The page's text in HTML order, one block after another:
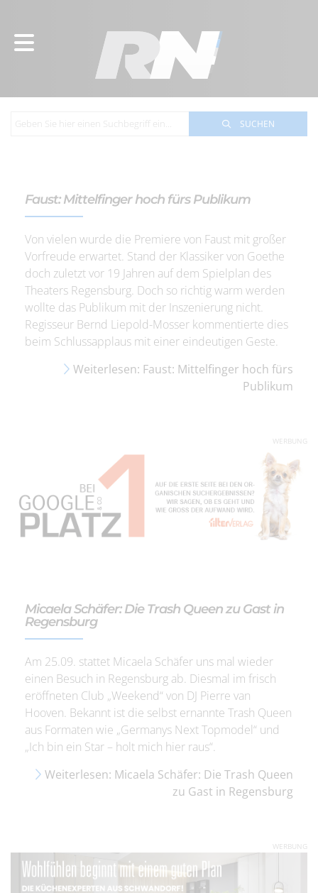
SUCHEN
Faust: Mittelfinger hoch fürs Publikum
Von vielen wurde die Premiere von Faust mit großer
Vorfreude erwartet. Stand der Klassiker von Goethe
doch zuletzt vor 19 Jahren auf dem Spielplan des
Theaters Regensburg. Doch so richtig warm werden
wollte das Publikum mit der Inszenierung nicht.
Regisseur Bernd Liepold-Mosser kommentierte dies
beim Schlussapplaus mit einer eindeutigen Geste.
Weiterlesen: Faust: Mittelfinger hoch fürs
Publikum
WERBUNG
Micaela Schäfer: Die Trash Queen zu Gast in
Regensburg
Am 25.09. stattet Micaela Schäfer uns mal wieder
einen Besuch in Regensburg ab. Diesmal im frisch
eröffneten Club „Weekend“ von DJ Pierre van
Hooven. Bekannt ist die selbst ernannte Trash Queen
aus Formaten wie „Germanys Next Topmodel“ und
„Ich bin ein Star – holt mich hier raus“.
Weiterlesen: Micaela Schäfer: Die Trash Queen
zu Gast in Regensburg
WERBUNG